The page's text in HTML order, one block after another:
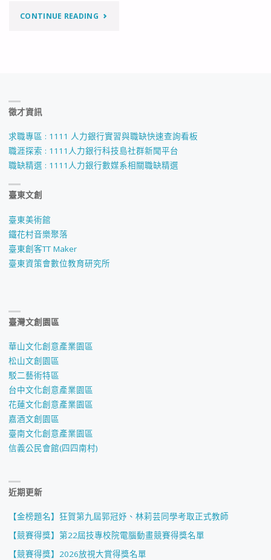
CONTINUE READING"【競
TAIWAN
TOP
設
徵才資訊
求職專區 : 1111 人力銀行實習與職缺快速查詢看板
職涯探索 : 1111人力銀行科技島社群新聞平台
職缺精選 : 1111人力銀行數媒系相關職缺精選
臺東文創
臺東美術館
鐵花村音樂聚落
臺東創客TT Maker
臺東資策會數位教育研究所
臺灣文創園區
華山文化創意產業園區
松山文創園區
駁二藝術特區
台中文化創意產業園區
花蓮文化創意產業園區
嘉酒文創園區
臺南文化創意產業園區
信義公民會館(四四南村)
近期更新
【金榜題名】狂賀第九屆郭冠妤、林莉芸同學考取正式教師
【競賽得獎】第22屆技專校院電腦動畫競賽得獎名單
【競賽得獎】2026放視大賞得獎名單